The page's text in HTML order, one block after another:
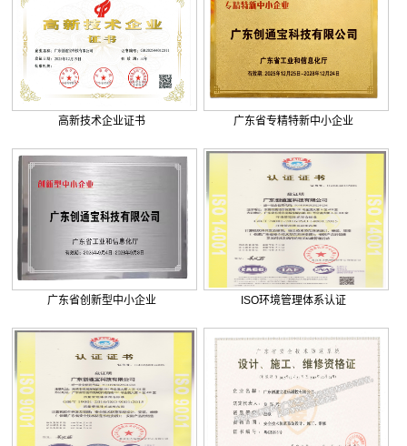
. 广东外语外贸大学附设河源外国...
. 巨正源科技有限公司综合弱电智...
. 美盈森综合弱电智能化工程签约...
. 大朗环球商业广场弱电智能化工...
. 景泰花园弱电智能化工程
. 米兰公馆弱电智能化工程
高新技术企业证书 广东省专精特新中小企业
广东省创新型中小企业 ISO环境管理体系认证